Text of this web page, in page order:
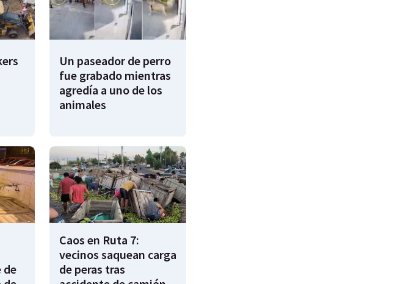
Un paseador de perro
fue grabado mientras
agredía a uno de los
animales
de
Caos en Ruta 7:
vecinos saquean carga
de peras tras